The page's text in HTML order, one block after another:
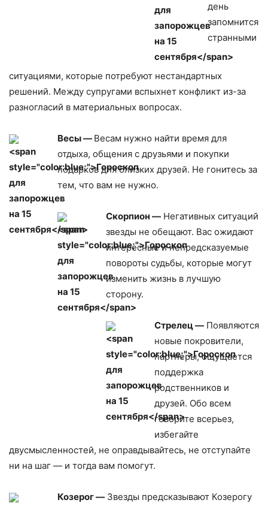
день
запомнится
странными
ситуациями, которые потребуют нестандартных
решений. Между супругами вспыхнет конфликт из-за
разногласий в материальных вопросах.
Весы — Весам нужно найти время для
отдыха, общения с друзьями и покупки
подарков для близких друзей. Не гонитесь за
тем, что вам не нужно.
Скорпион — Негативных ситуаций
звезды не обещают. Вас ожидают
интересные и непредсказуемые
повороты судьбы, которые могут
изменить жизнь в лучшую
сторону.
Стрелец — Появляются
новые покровители,
партнеры, ощущается
поддержка
родственников и
друзей. Обо всем
говорите всерьез,
избегайте
двусмысленностей, не оправдывайтесь, не отступайте
ни на шаг — и тогда вам помогут.
Козерог — Звезды предсказывают Козерогу